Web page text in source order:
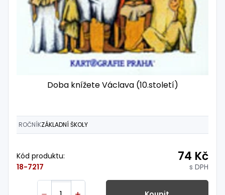
Doba knížete Václava (10.století)
ROČNÍKZÁKLADNÍ ŠKOLY
Kód produktu:
18-7217
74 Kč
s DPH